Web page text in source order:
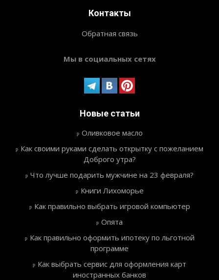
Контакты
Обратная связь
Мы в социальных сетях
Новые статьи
Оливковое масло
Как своими руками сделать открытку с пожеланием
Доброго утра?
Что лучше подарить мужчине на 23 февраля?
Книги Лихоморье
Как правильно выбрать игровой компьютер
Опята
Как правильно оформить ипотеку по льготной
программе
Как выбрать сервис для оформления карт
иностранных банков